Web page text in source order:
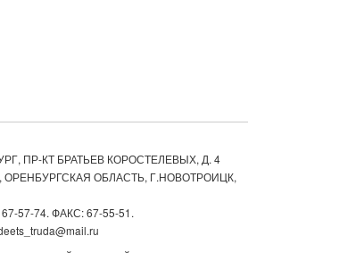
ПР-КТ БРАТЬЕВ КОРОСТЕЛЕВЫХ, Д. 4
ОРЕНБУРГСКАЯ ОБЛАСТЬ, Г.НОВОТРОИЦК,
57-74. ФАКС: 67-55-51.